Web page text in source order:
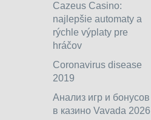
Cazeus Casino:
najlepšie automaty a
rýchle výplaty pre
hráčov
Coronavirus disease
2019
Анализ игр и бонусов
в казино Vavada 2026